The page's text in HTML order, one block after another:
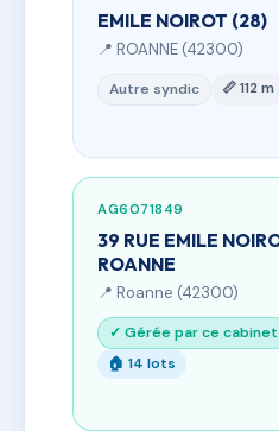
EMILE NOIROT (28)
📍 ROANNE (42300)
Autre syndic 📏 112 m
AG6071849
39 RUE EMILE
ROANNE
📍 Roanne (42300)
✓ Gérée par ce cabinet
🏠 14 lots